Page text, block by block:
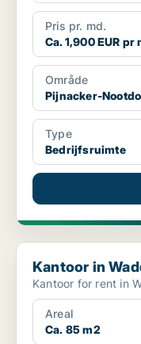
Pris pr. md.
Ca. 1,900 EUR pr
Område
Pijnacker-
Type
Bedrijfsruimte
Kantoor in
Kantoor in
Kantoor for rent in
Areal
Ca. 85 m2